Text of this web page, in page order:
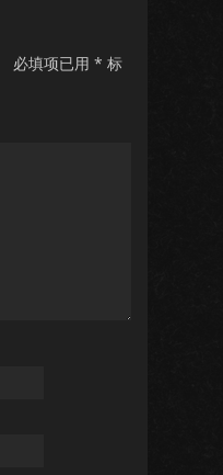
必填项已用 * 标